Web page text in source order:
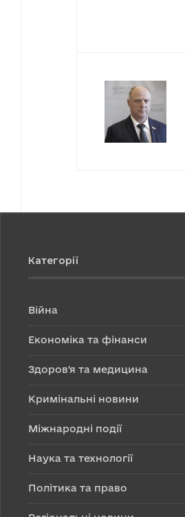
Категорії
Війна
Економіка та фінанси
Здоров'я та медицина
Кримінальні новини
Міжнародні події
Наука та технології
Політика та право